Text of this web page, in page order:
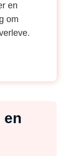
en
om